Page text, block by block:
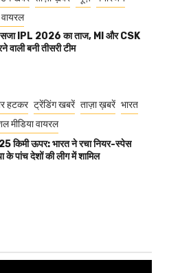
वायरल
सजा IPL 2026 का ताज, MI और CSK
वाली बनी तीसरी टीम
हटकर ट्रेंडिंग खबरें ताज़ा ख़बरें भारत
मीडिया वायरल
किमी ऊपर: भारत ने रचा नियर-स्पेस
के पांच देशों की लीग में शामिल